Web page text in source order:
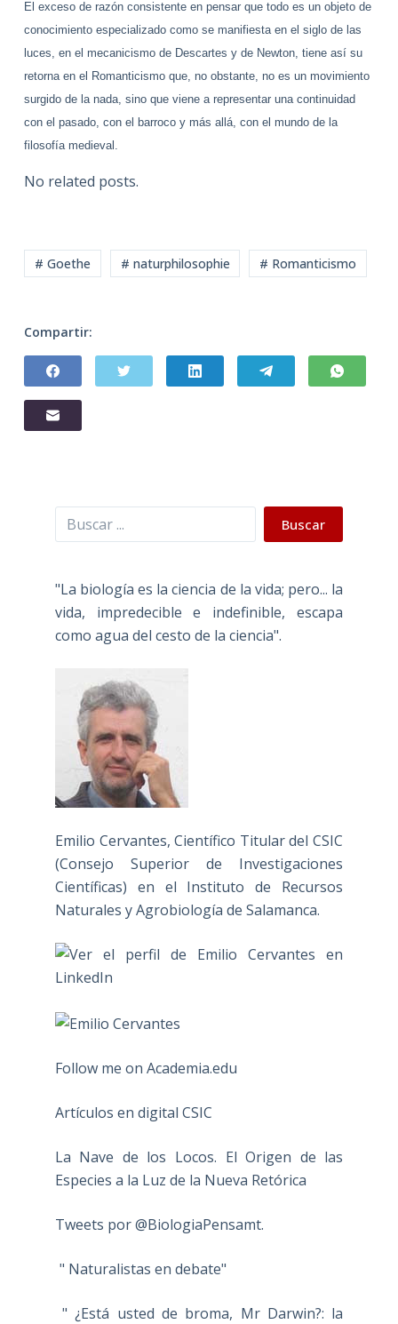
El exceso de razón consistente en pensar que todo es un objeto de
conocimiento especializado como se manifiesta en el siglo de las
luces, en el mecanicismo de Descartes y de Newton, tiene así su
retorna en el Romanticismo que, no obstante, no es un movimiento
surgido de la nada, sino que viene a representar una continuidad
con el pasado, con el barroco y más allá, con el mundo de la
filosofía medieval.
No related posts.
# Goethe # naturphilosophie # Romanticismo
Compartir:
Buscar Buscar
"La biología es la ciencia de la vida; pero... la
vida, impredecible e indefinible, escapa
como agua del cesto de la ciencia".
Emilio Cervantes, Científico Titular del CSIC
(Consejo Superior de Investigaciones
Científicas) en el Instituto de Recursos
Naturales y Agrobiología de Salamanca.
Follow me on Academia.edu
Artículos en digital CSIC
La Nave de los Locos. El Origen de las
Especies a la Luz de la Nueva Retórica
Tweets por @BiologiaPensamt.
" Naturalistas en debate"
" ¿Está usted de broma, Mr Darwin?: la